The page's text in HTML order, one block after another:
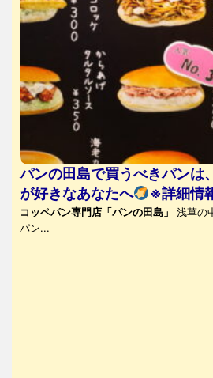
パンの田島で買うべきパンは
が好きなあなたへ
※詳細情
コッペパン専門店「パンの田島」
浅草の
パン...